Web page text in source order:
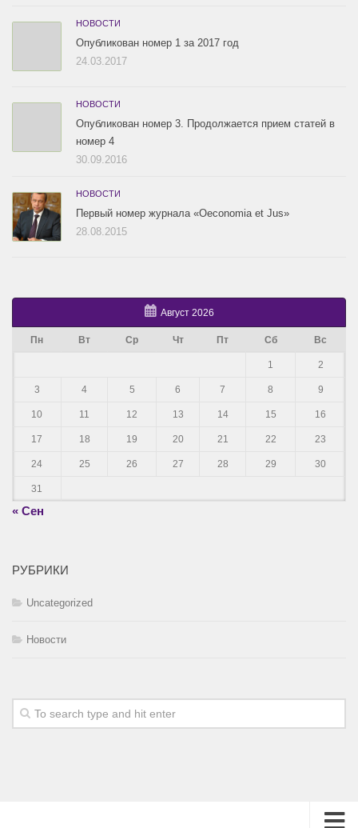
НОВОСТИ
Опубликован номер 1 за 2017 год
24.03.2017
НОВОСТИ
Опубликован номер 3. Продолжается прием статей в
номер 4
30.09.2016
НОВОСТИ
Первый номер журнала «Oeconomia et Jus»
28.08.2015
Август 2026
Пн Вт Ср Чт Пт Сб Вс
1 2
3 4 5 6 7 8 9
10 11 12 13 14 15 16
17 18 19 20 21 22 23
24 25 26 27 28 29 30
31
« Сен
РУБРИКИ
Uncategorized
Новости